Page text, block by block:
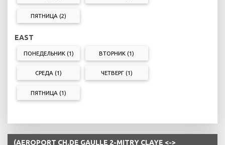
ПЯТНИЦА (2)
EAST
ПОНЕДЕЛЬНИК (1) ВТОРНИК (1)
СРЕДА (1) ЧЕТВЕРГ (1)
ПЯТНИЦА (1)
(AEROPORT CH.DE GAULLE 2-MITRY CLAYE <->